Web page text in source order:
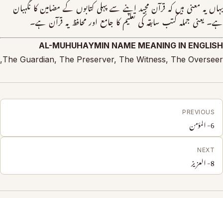
یہاں یہ معنی ہیں کہ قرآن مجید اپنے سے پہلی کتابوں کے مضامین کا نگہبان
ہے۔ یعنی جملہ کتب سابقہ کی تعلیم کا جامع اور محافظ یہ قرآن ہے۔
AL-MUHUHAYMIN NAME MEANING IN ENGLISH
The Guardian, The Preserver, The Witness, The Overseer,
PREVIOUS
6- المؤمن
NEXT
8- العزیز